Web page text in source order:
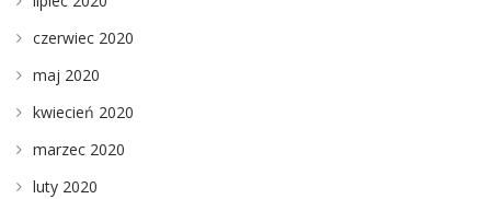
czerwiec 2020
maj 2020
kwiecień 2020
marzec 2020
luty 2020